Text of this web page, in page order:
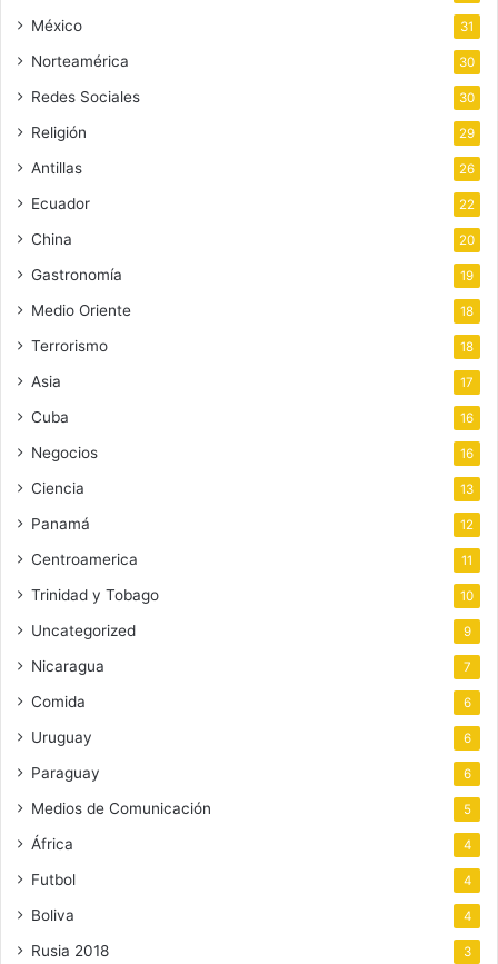
México 31
Norteamérica 30
Redes Sociales 30
Religión 29
Antillas 26
Ecuador 22
China 20
Gastronomía 19
Medio Oriente 18
Terrorismo 18
Asia 17
Cuba 16
Negocios 16
Ciencia 13
Panamá 12
Centroamerica 11
Trinidad y Tobago 10
Uncategorized 9
Nicaragua 7
Comida 6
Uruguay 6
Paraguay 6
Medios de Comunicación 5
África 4
Futbol 4
Boliva 4
Rusia 2018 3